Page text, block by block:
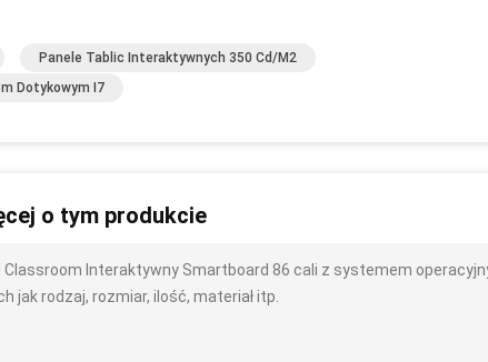
Panele Tablic Interaktywnych 350 Cd/m2
Dotykowym I7
o tym produkcie
Interaktywny Smartboard 86 cali z systemem
jak rodzaj, rozmiar, ilość, materiał itp.